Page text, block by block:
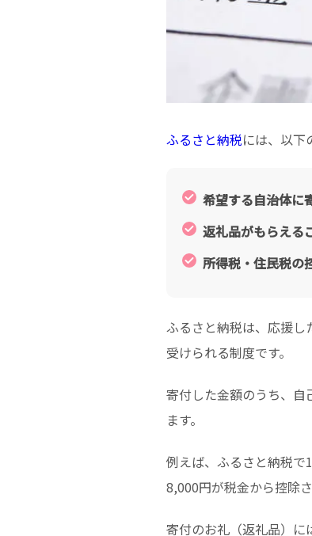
ふるさと納税には、以下
希望する自治体に
返礼品がもらえる
所得税・住民税の
ふるさと納税は、応援し
受けられる制度です。
寄付した金額のうち、
ます。
例えば、ふるさと納税
8,000円が税金から控除
寄付のお礼（返礼品）に